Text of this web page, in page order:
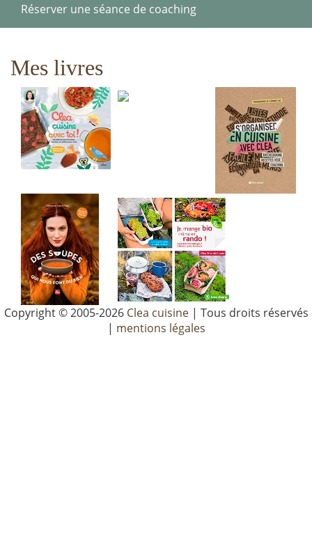
Réserver une séance de coaching
Mes livres
Copyright © 2005-2026 Clea cuisine| Tous droits réservés
| mentions légales